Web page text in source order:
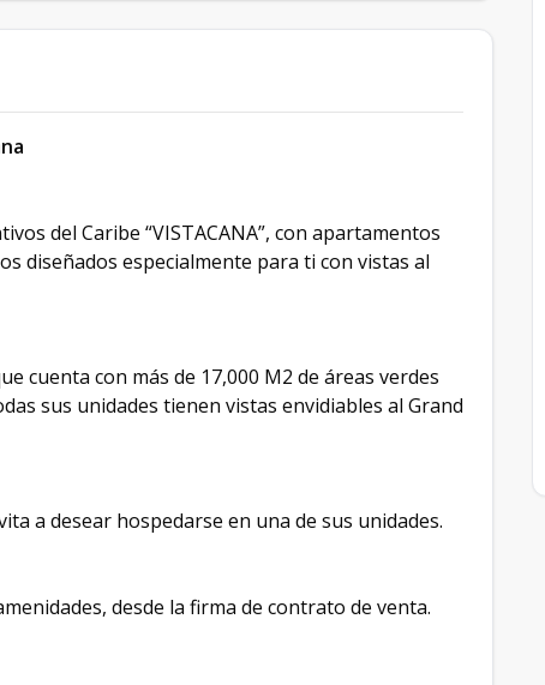
del Caribe “VISTACANA”, con apartamentos
diseñados especialmente para ti con vistas al
cuenta con más de 17,000 M2 de áreas verdes
sus unidades tienen vistas envidiables al Grand
a desear hospedarse en una de sus unidades.
desde la firma de contrato de venta.